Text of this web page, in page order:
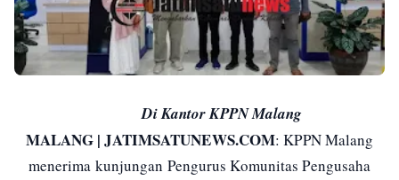
Di Kantor KPPN Malang
MALANG | JATIMSATUNEWS.COM: KPPN Malang
menerima kunjungan Pengurus Komunitas Pengusaha